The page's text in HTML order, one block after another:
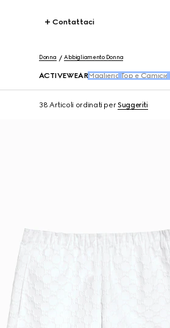
Contattaci
Donna Abbigliamento Donna
ACTIVEWEARMaglieria Top e Camicie
38 Articoli ordinati perSuggeriti